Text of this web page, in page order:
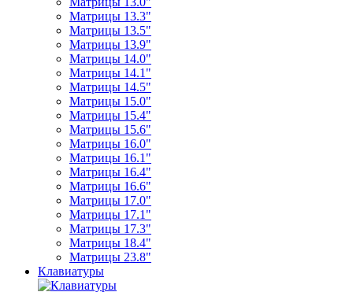
Матрицы 13.3"
Матрицы 13.5"
Матрицы 13.9"
Матрицы 14.0"
Матрицы 14.1"
Матрицы 14.5"
Матрицы 15.0"
Матрицы 15.4"
Матрицы 15.6"
Матрицы 16.0"
Матрицы 16.1"
Матрицы 16.4"
Матрицы 16.6"
Матрицы 17.0"
Матрицы 17.1"
Матрицы 17.3"
Матрицы 18.4"
Матрицы 23.8"
Клавиатуры